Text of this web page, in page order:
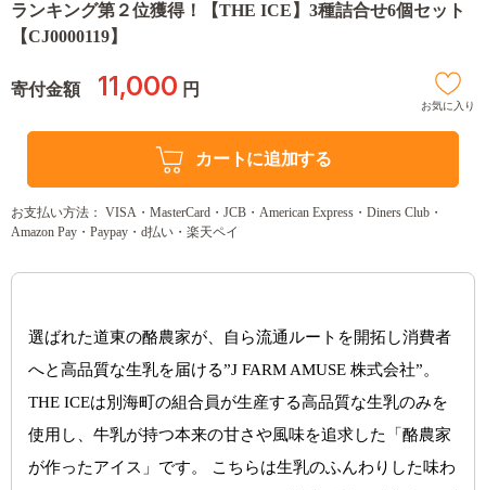
ランキング第２位獲得！【THE ICE】3種詰合せ6個セット
【CJ0000119】
寄付金額 11,000 円
お気に入り
カートに追加する
お支払い方法： VISA・MasterCard・JCB・American Express・Diners Club・
Amazon Pay・Paypay・d払い・楽天ペイ
選ばれた道東の酪農家が、自ら流通ルートを開拓し消費者
へと高品質な生乳を届ける”J FARM AMUSE 株式会社”。
THE ICEは別海町の組合員が生産する高品質な生乳のみを
使用し、牛乳が持つ本来の甘さや風味を追求した「酪農家
が作ったアイス」です。 こちらは生乳のふんわりした味わ